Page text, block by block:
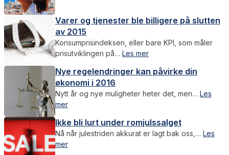
Varer og tjenester ble billigere på slutten
av 2015
Konsumprisindeksen, eller bare KPI, som måler
prisutviklingen på… Les mer
Nye regelendringer kan påvirke din
økonomi i 2016
Nytt år og nye muligheter heter det, men… Les
mer
Ikke bli lurt under romjulssalget
Nå når julestriden akkurat er lagt bak oss,… Les
mer